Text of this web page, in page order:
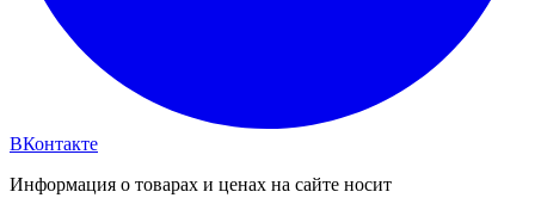
ВКонтакте
Информация о товарах и ценах на сайте носит